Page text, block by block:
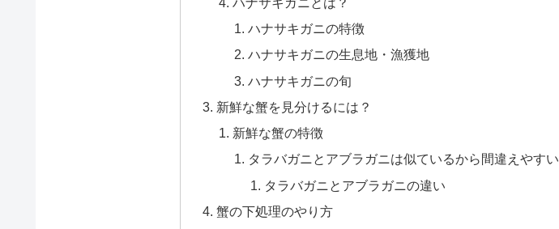
ハナサキガニの特徴
ハナサキガニの生息地・漁獲地
ハナサキガニの旬
新鮮な蟹を見分けるには？
新鮮な蟹の特徴
タラバガニとアブラガニは似ているから間違えやすい
タラバガニとアブラガニの違い
蟹の下処理のやり方